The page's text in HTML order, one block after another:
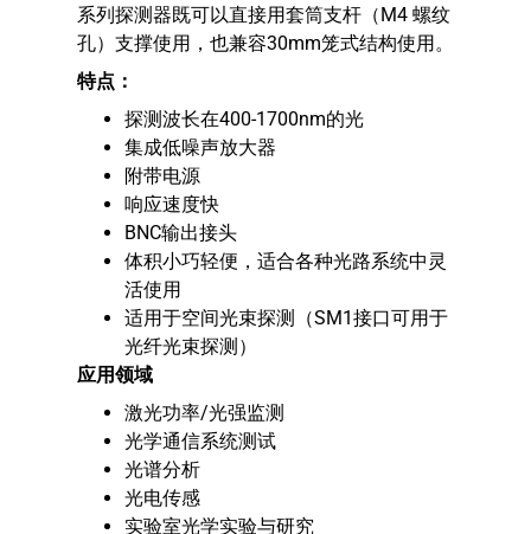
系列探测器既可以直接用套筒支杆（M4 螺纹
孔）支撑使用，也兼容30mm笼式结构使用。
特点：
探测波长在400-1700nm的光
集成低噪声放大器
附带电源
响应速度快
BNC输出接头
体积小巧轻便，适合各种光路系统中灵
活使用
适用于空间光束探测（SM1接口可用于
光纤光束探测）
应用领域​
激光功率/光强监测​
​光学通信系统测试​
​光谱分析​
​光电传感​
​实验室光学实验与研究